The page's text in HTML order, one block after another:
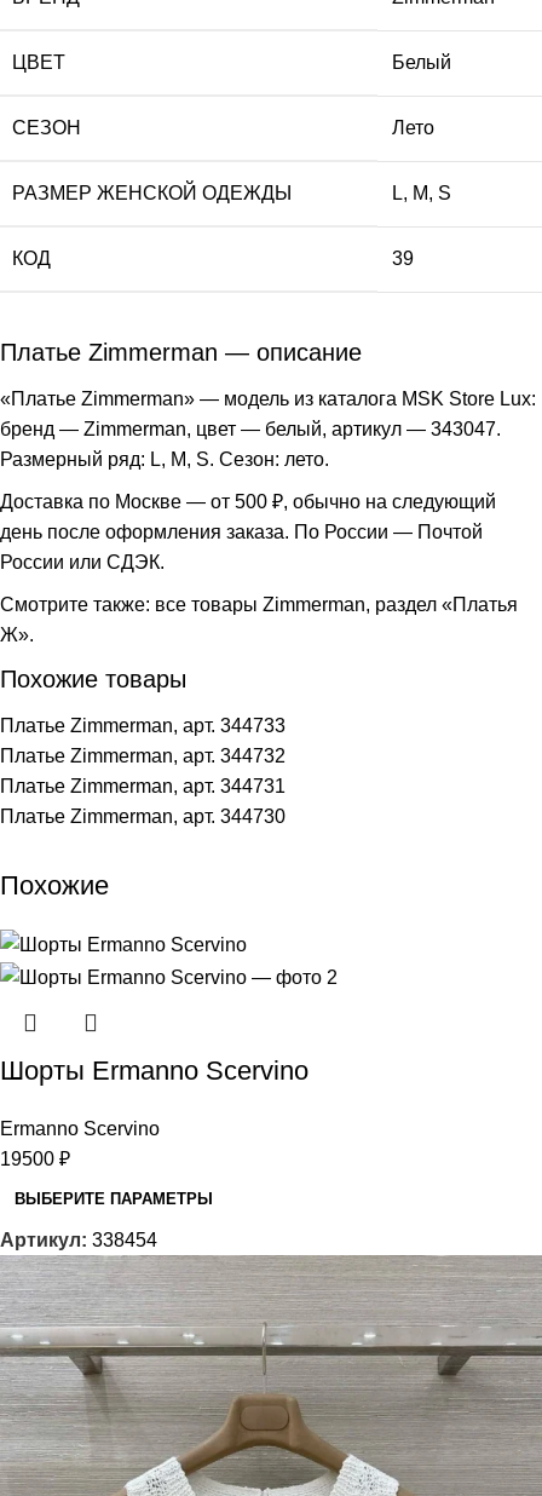
ЦВЕТ Белый
СЕЗОН Лето
РАЗМЕР ЖЕНСКОЙ ОДЕЖДЫ L, M, S
КОД 39
Платье Zimmerman — описание
«Платье Zimmerman» — модель из каталога MSK Store Lux:
бренд — Zimmerman, цвет — белый, артикул — 343047.
Размерный ряд: L, M, S. Сезон: лето.
Доставка по Москве — от 500 ₽, обычно на следующий
день после оформления заказа. По России — Почтой
России или СДЭК.
Смотрите также: все товары Zimmerman, раздел «Платья
Ж».
Похожие товары
Платье Zimmerman, арт. 344733
Платье Zimmerman, арт. 344732
Платье Zimmerman, арт. 344731
Платье Zimmerman, арт. 344730
Похожие
Шорты Ermanno Scervino
Ermanno Scervino
19500 ₽
ВЫБЕРИТЕ ПАРАМЕТРЫ
Артикул: 338454